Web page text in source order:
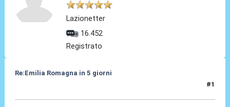
Lazionetter
16.452
Registrato
Re:Emilia Romagna in 5 giorni
#1